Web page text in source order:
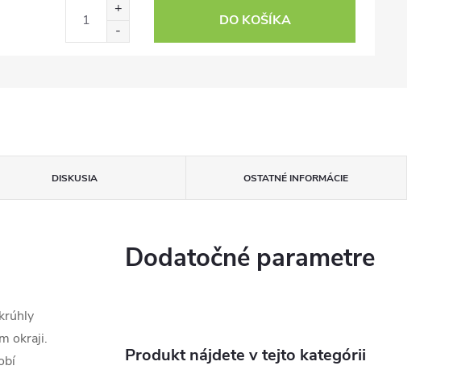
DO KOŠÍKA
DISKUSIA OSTATNÉ INFORMÁCIE
okraji.
Dodatočné parametre
Produkt nájdete v tejto kategórii